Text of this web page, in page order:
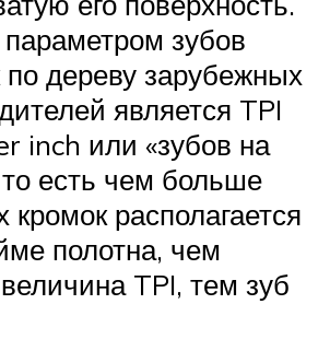
зубов
по дереву зарубежных
является TPI
inch или «зубов на
есть чем больше
располагается
полотна, чем
TPI, тем зуб